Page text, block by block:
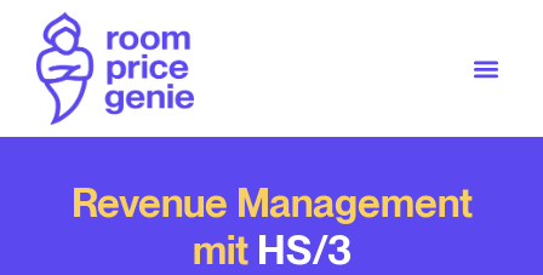
Revenue Management
mit HS/3